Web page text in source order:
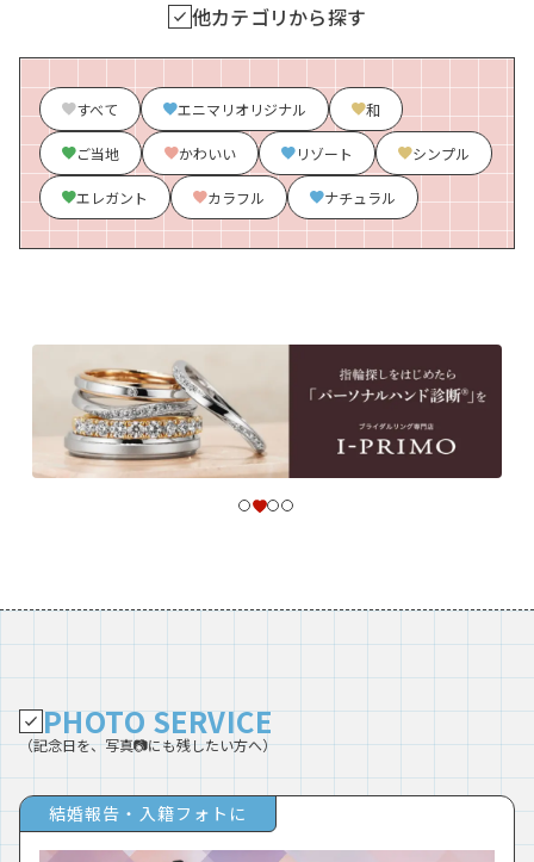
他カテゴリから探す
すべて エニマリオリジナル 和
ご当地 かわいい リゾート シンプル
エレガント カラフル ナチュラル
PHOTO SERVICE
（記念日を、写真📷にも残したい方へ）
結婚報告・入籍フォトに